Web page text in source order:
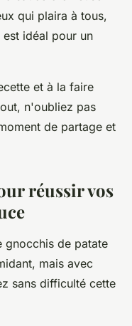
qui plaira à tous,
idéal pour un
et à la faire
n'oubliez pas
de partage et
réussir vos
gnocchis de patate
mais avec
sans difficulté cette